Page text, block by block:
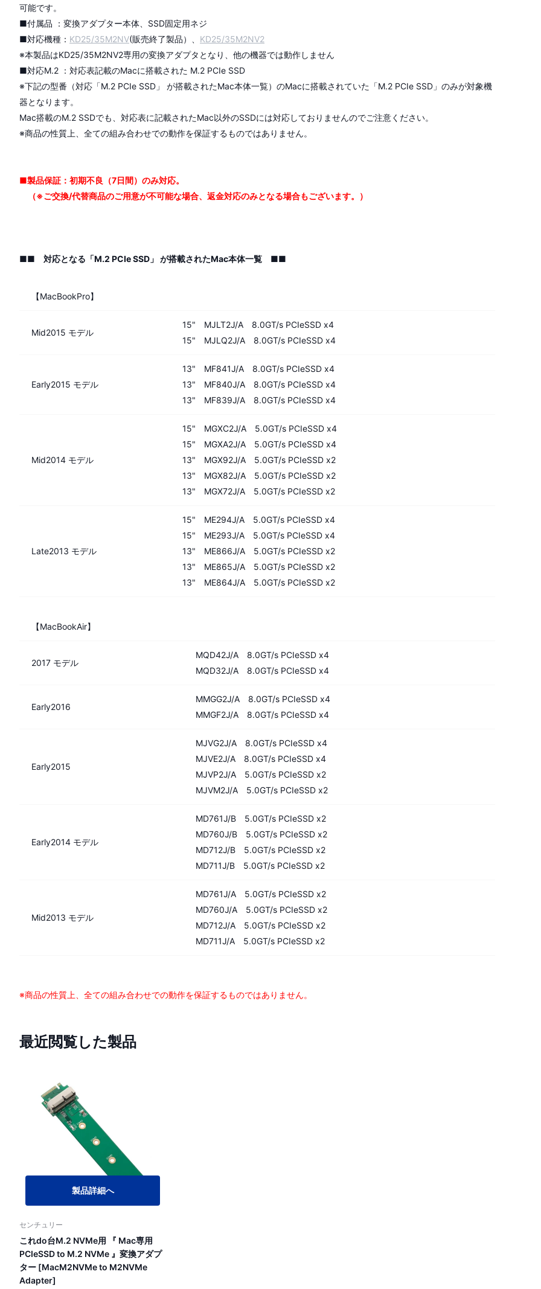
可能です。
■付属品 ：変換アダプター本体、SSD固定用ネジ
■対応機種： KD25/35M2NV(販売終了製品）、 KD25/35M2NV2
※本製品はKD25/35M2NV2専用の変換アダプタとなり、他の機器では動作しません
■対応M.2 ：対応表記載のMacに搭載された M.2 PCIe SSD
※下記の型番（対応「M.2 PCIe SSD」 が搭載されたMac本体一覧）のMacに搭載されていた「M.2 PCIe SSD」のみが対象機
器となります。
Mac搭載のM.2 SSDでも、対応表に記載されたMac以外のSSDには対応しておりませんのでご注意ください。
※商品の性質上、全ての組み合わせでの動作を保証するものではありません。
■製品保証：初期不良（7日間）のみ対応。
（※ご交換/代替商品のご用意が不可能な場合、返金対応のみとなる場合もございます。）
■■ 対応となる「M.2 PCIe SSD」 が搭載されたMac本体一覧 ■■
【MacBookPro】
Mid2015 モデル
15" MJLT2J/A 8.0GT/s PCIeSSD x4
15" MJLQ2J/A 8.0GT/s PCIeSSD x4
Early2015 モデル
13" MF841J/A 8.0GT/s PCIeSSD x4
13" MF840J/A 8.0GT/s PCIeSSD x4
13" MF839J/A 8.0GT/s PCIeSSD x4
Mid2014 モデル
15" MGXC2J/A 5.0GT/s PCIeSSD x4
15" MGXA2J/A 5.0GT/s PCIeSSD x4
13" MGX92J/A 5.0GT/s PCIeSSD x2
13" MGX82J/A 5.0GT/s PCIeSSD x2
13" MGX72J/A 5.0GT/s PCIeSSD x2
Late2013 モデル
15" ME294J/A 5.0GT/s PCIeSSD x4
15" ME293J/A 5.0GT/s PCIeSSD x4
13" ME866J/A 5.0GT/s PCIeSSD x2
13" ME865J/A 5.0GT/s PCIeSSD x2
13" ME864J/A 5.0GT/s PCIeSSD x2
【MacBookAir】
2017 モデル
MQD42J/A 8.0GT/s PCIeSSD x4
MQD32J/A 8.0GT/s PCIeSSD x4
Early2016
MMGG2J/A 8.0GT/s PCIeSSD x4
MMGF2J/A 8.0GT/s PCIeSSD x4
Early2015
MJVG2J/A 8.0GT/s PCIeSSD x4
MJVE2J/A 8.0GT/s PCIeSSD x4
MJVP2J/A 5.0GT/s PCIeSSD x2
MJVM2J/A 5.0GT/s PCIeSSD x2
Early2014 モデル
MD761J/B 5.0GT/s PCIeSSD x2
MD760J/B 5.0GT/s PCIeSSD x2
MD712J/B 5.0GT/s PCIeSSD x2
MD711J/B 5.0GT/s PCIeSSD x2
Mid2013 モデル
MD761J/A 5.0GT/s PCIeSSD x2
MD760J/A 5.0GT/s PCIeSSD x2
MD712J/A 5.0GT/s PCIeSSD x2
MD711J/A 5.0GT/s PCIeSSD x2
※商品の性質上、全ての組み合わせでの動作を保証するものではありません。
最近閲覧した製品
製品詳細へ
センチュリー
これdo台M.2 NVMe用 『 Mac専用
PCIeSSD to M.2 NVMe 』変換アダプ
ター [MacM2NVMe to M2NVMe
Adapter]